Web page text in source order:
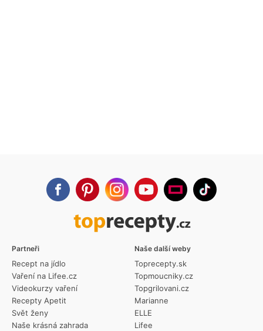
Partneři
Recept na jídlo
Vaření na Lifee.cz
Videokurzy vaření
Recepty Apetit
Svět ženy
Naše krásná zahrada
Naše další weby
Toprecepty.sk
Topmoucniky.cz
Topgrilovani.cz
Marianne
ELLE
Lifee